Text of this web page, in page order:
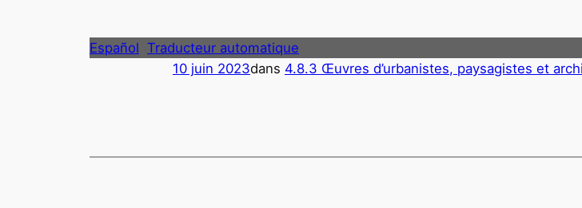
Español Traducteur automatique
10 juin 2023dans 4.8.3 Œuvres d’urbanistes, paysagistes et